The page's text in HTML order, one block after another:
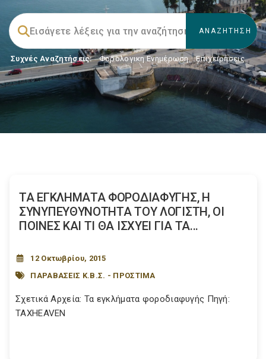
Συχνές Αναζητήσεις: Φορολογικη Ενημέρωση, Επιχειρήσεις
ΤΑ ΕΓΚΛΗΜΑΤΑ ΦΟΡΟΔΙΑΦΥΓΗΣ, Η
ΣΥΝΥΠΕΥΘΥΝΟΤΗΤΑ ΤΟΥ ΛΟΓΙΣΤΗ, ΟΙ
ΠΟΙΝΕΣ ΚΑΙ ΤΙ ΘΑ ΙΣΧΥΕΙ ΓΙΑ ΤΑ...
12 Οκτωβρίου, 2015
ΠΑΡΑΒΑΣΕΙΣ Κ.Β.Σ. - ΠΡΟΣΤΙΜΑ
Σχετικά Αρχεία: Τα εγκλήματα φοροδιαφυγής Πηγή:
TAXHEAVEN